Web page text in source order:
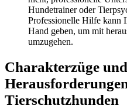
Hundetrainer oder
Professionelle Hilfe kann
Hand geben, um mit
umzugehen.
Charakterzüge
Tierschutzhunden